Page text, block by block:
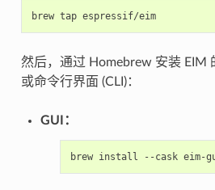
brew tap espressif/eim
然后，通过 Homebrew 安装 EIM
或命令行界面 (CLI)：
GUI：
brew install --cask